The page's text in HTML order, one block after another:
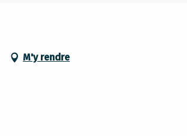
M'y rendre